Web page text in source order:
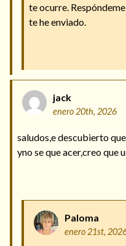
te ocurre.
te he enviado.
jack
enero 20th, 2026
saludos,e descubierto
yno se que acer,creo que
Paloma
enero 21st,